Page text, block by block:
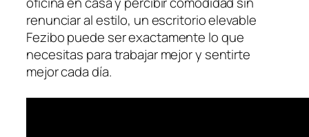
renunciar al estilo, un escritorio elevable
Fezibo puede ser exactamente lo que
necesitas para trabajar mejor y sentirte
mejor cada día.